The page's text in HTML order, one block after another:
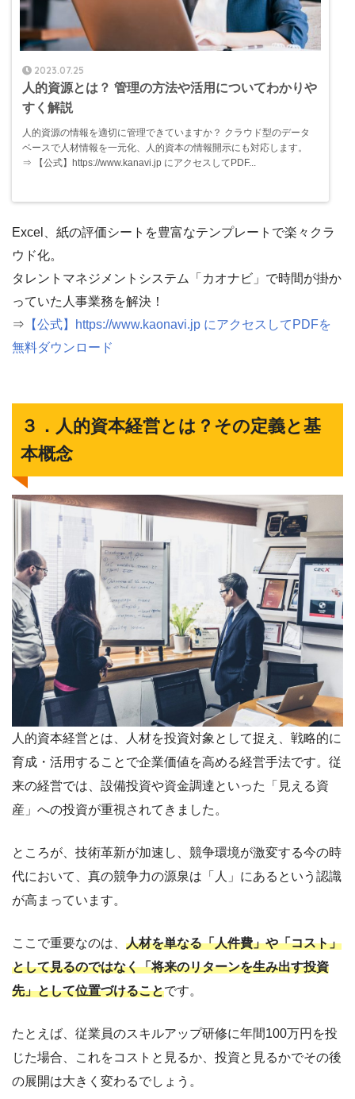
2023.07.25
人的資源とは？ 管理の方法や活用についてわかりや
すく解説
人的資源の情報を適切に管理できていますか？ クラウド型のデータ
ベースで人材情報を一元化、人的資本の情報開示にも対応します。
⇒ 【公式】https://www.kanavi.jp にアクセスしてPDF...
Excel、紙の評価シートを豊富なテンプレートで楽々クラ
ウド化。
タレントマネジメントシステム「カオナビ」で時間が掛か
っていた人事業務を解決！
⇒ 【公式】https://www.kaonavi.jp にアクセスしてPDFを
無料ダウンロード
３．人的資本経営とは？その定義と基
本概念
人的資本経営とは、人材を投資対象として捉え、戦略的に
育成・活用することで企業価値を高める経営手法です。従
来の経営では、設備投資や資金調達といった「見える資
産」への投資が重視されてきました。
ところが、技術革新が加速し、競争環境が激変する今の時
代において、真の競争力の源泉は「人」にあるという認識
が高まっています。
ここで重要なのは、 人材を単なる「人件費」や「コスト」
として見るのではなく「将来のリターンを生み出す投資
先」として位置づけることです。
たとえば、従業員のスキルアップ研修に年間100万円を投
じた場合、これをコストと見るか、投資と見るかでその後
の展開は大きく変わるでしょう。